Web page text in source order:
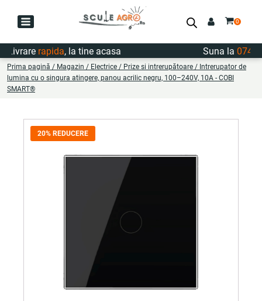
rapida, la tine acasa Suna la
Prima pagină / Magazin / Electrice / Prize si intrerupătoare / Intrerupator de
lumina cu o singura atingere, panou acrilic negru, 100–240V, 10A - COBI
SMART®
20% REDUCERE